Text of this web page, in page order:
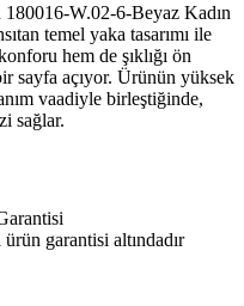
W.02-6-Beyaz Kadın
temel yaka tasarımı ile
hem de şıklığı ön
sayfa açıyor. Ürünün yüksek
vaadiyle birleştiğinde,
sağlar.
garantisi altındadır